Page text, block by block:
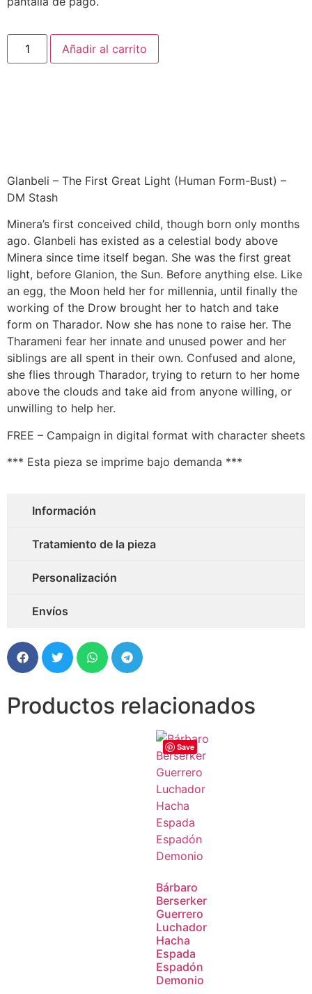
Añadir al carrito
Glanbeli – The First Great Light (Human Form-Bust) –
DM Stash
Minera’s first conceived child, though born only months
ago. Glanbeli has existed as a celestial body above
Minera since time itself began. She was the first great
light, before Glanion, the Sun. Before anything else. Like
an egg, the Moon held her for millennia, until finally the
working of the Drow brought her to hatch and take
form on Tharador. Now she has none to raise her. The
Tharameni fear her innate and unused power and her
siblings are all spent in their own. Confused and alone,
she flies through Tharador, trying to return to her home
above the clouds and take aid from anyone willing, or
unwilling to help her.
FREE – Campaign in digital format with character sheets
*** Esta pieza se imprime bajo demanda ***
Información
Tratamiento de la pieza
Personalización
Envíos
Productos relacionados
Save
Bárbaro
Berserker
Guerrero
Luchador
Hacha
Espada
Espadón
Demonio